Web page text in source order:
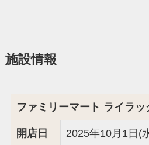
施設情報
ファミリーマート ライラ
開店日 2025年10月1日(